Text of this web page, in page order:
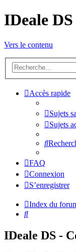
IDeale DS
Vers le contenu
Accès rapide
Sujets
Sujets
FAQ
Connexion
S’enregistrer
Index du
Rechercher
IDeale DS -